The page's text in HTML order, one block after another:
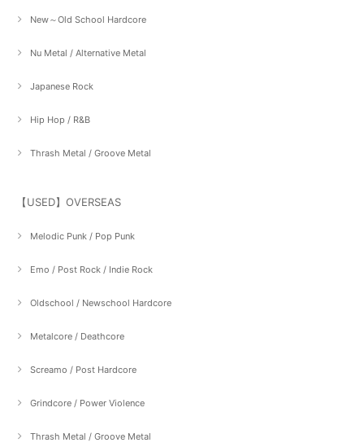
New～Old School Hardcore
Nu Metal / Alternative Metal
Japanese Rock
Hip Hop / R&B
Thrash Metal / Groove Metal
【USED】OVERSEAS
Melodic Punk / Pop Punk
Emo / Post Rock / Indie Rock
Oldschool / Newschool Hardcore
Metalcore / Deathcore
Screamo / Post Hardcore
Grindcore / Power Violence
Thrash Metal / Groove Metal